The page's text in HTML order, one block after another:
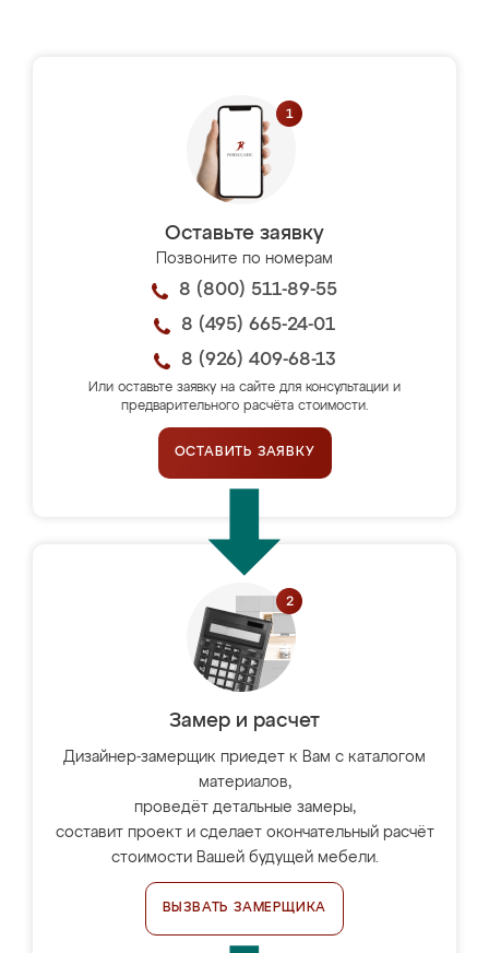
Оставьте заявку
Позвоните по номерам
8 (800) 511-89-55
8 (495) 665-24-01
8 (926) 409-68-13
Или оставьте заявку на сайте для консультации и
предварительного расчёта стоимости.
ОСТАВИТЬ ЗАЯВКУ
Замер и расчет
Дизайнер-замерщик приедет к Вам с каталогом
материалов,
проведёт детальные замеры,
составит проект и сделает окончательный расчёт
стоимости Вашей будущей мебели.
ВЫЗВАТЬ ЗАМЕРЩИКА